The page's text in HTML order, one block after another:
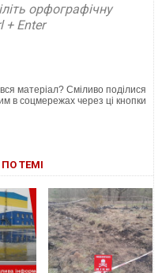
орфографічну
+ Enter
матеріал? Сміливо поділися
в соцмережах через ці кнопки
ТЕМІ